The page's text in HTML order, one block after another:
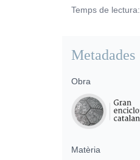
Temps de lectura:
Metadades
Obra
Matèria